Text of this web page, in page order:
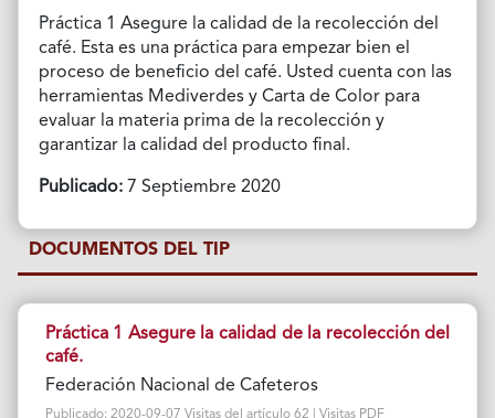
Práctica 1 Asegure la calidad de la recolección del
café. Esta es una práctica para empezar bien el
proceso de beneficio del café. Usted cuenta con las
herramientas Mediverdes y Carta de Color para
evaluar la materia prima de la recolección y
garantizar la calidad del producto final.
Publicado:7 Septiembre 2020
DOCUMENTOS DEL TIP
Práctica 1 Asegure la calidad de la recolección del
café.
Federación Nacional de Cafeteros
Publicado: 2020-09-07 Visitas del artículo 62 | Visitas PDF